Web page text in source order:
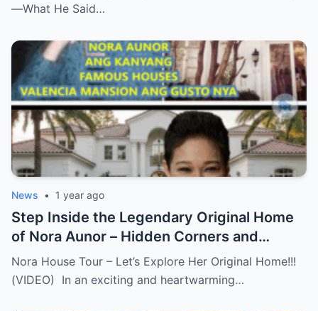
—What He Said…
News • 1 year ago
Step Inside the Legendary Original Home
of Nora Aunor – Hidden Corners and
Untold Memories Finally Revealed!
(VIDEO)
Nora House Tour – Let’s Explore Her Original Home!!!
(VIDEO) In an exciting and heartwarming…